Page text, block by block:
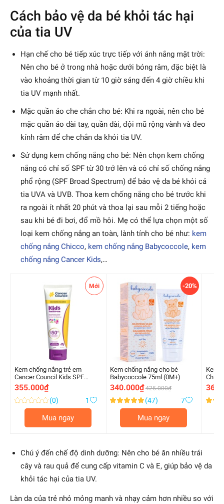
Cách bảo vệ da bé khỏi tác hại
của tia UV
Hạn chế cho bé tiếp xúc trực tiếp với ánh nắng mặt trời:
Nên cho bé ở trong nhà hoặc dưới bóng râm, đặc biệt là
vào khoảng thời gian từ 10 giờ sáng đến 4 giờ chiều khi
tia UV mạnh nhất.
Mặc quần áo che chắn cho bé: Khi ra ngoài, nên cho bé
mặc quần áo dài tay, quần dài, đội mũ rộng vành và đeo
kính râm để che chắn da khỏi tia UV.
Sử dụng kem chống nắng cho bé: Nên chọn kem chống
nắng có chỉ số SPF từ 30 trở lên và có chỉ số chống nắng
phổ rộng (SPF Broad Spectrum) để bảo vệ da bé khỏi cả
tia UVA và UVB. Thoa kem chống nắng cho bé trước khi
ra ngoài ít nhất 20 phút và thoa lại sau mỗi 2 tiếng hoặc
sau khi bé đi bơi, đổ mồ hôi. Mẹ có thể lựa chọn một số
loại kem chống nắng an toàn, lành tính cho bé như: kem
chống nắng Chicco, kem chống nắng Babycoccole, kem
chống nắng Cancer Kids,…
Mới
Kem chống nắng trẻ em
Cancer Council Kids SPF
50+/PA ++++ (110ml)
355.000₫
Xếp
0.000000
(0) 1
Mua ngay
-20%
Kem chống nắng cho bé
Babycoccole 75ml (0M+)
340.000₫ 425.000₫
Xếp
99.000000
(47) 7
Mua ngay
Kem
Xếp
Chú ý đến chế độ dinh dưỡng: Nên cho bé ăn nhiều trái
cây và rau quả để cung cấp vitamin C và E, giúp bảo vệ da
khỏi tác hại của tia UV.
Làn da của trẻ nhỏ mỏng manh và nhạy cảm hơn nhiều so với